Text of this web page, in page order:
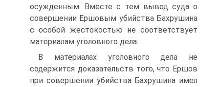
осужденным. Вместе с тем вывод суда о
совершении Ершовым убийства Бахрушина
с особой жестокостью не соответствует
материалам уголовного дела.
В материалах уголовного дела не
содержится доказательств того, что Ершов
при совершении убийства Бахрушина имел